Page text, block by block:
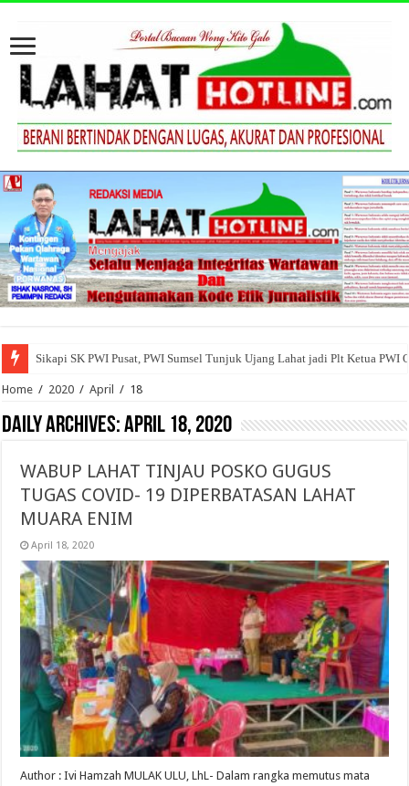
Sikapi SK PWI Pusat, PWI Sumsel Tunjuk Ujang Lahat jadi Plt Ketua PWI
Home / 2020 / April / 18
Daily Archives:April 18, 2020
WABUP LAHAT TINJAU POSKO GUGUS
TUGAS COVID- 19 DIPERBATASAN LAHAT
MUARA ENIM
April 18, 2020
Author : Ivi Hamzah MULAK ULU, LhL- Dalam rangka memutus mata